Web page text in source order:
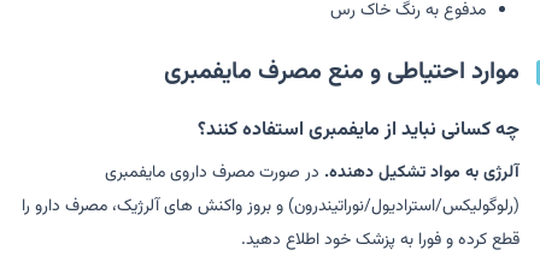
مدفوع به رنگ خاک رس
موارد احتیاطی و منع مصرف مایفمبری
چه کسانی نباید از مایفمبری استفاده کنند؟
آلرژی به مواد تشکیل دهنده. در صورت مصرف داروی مایفمبری
(رلوگولیکس/استرادیول/نوراتیندرون) و بروز واکنش های آلرژیک، مصرف دارو را
قطع کرده و فورا به پزشک خود اطلاع دهید.